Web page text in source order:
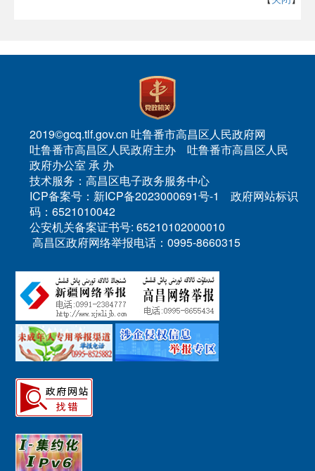
2019©gcq.tlf.gov.cn 吐鲁番市高昌区人民政府网
吐鲁番市高昌区人民政府主办 吐鲁番市高昌区人民
政府办公室 承 办
技术服务：高昌区电子政务服务中心
ICP备案号：新ICP备2023000691号-1 政府网站标识
码：6521010042
公安机关备案证书号: 65210102000010
高昌区政府网络举报电话：0995-8660315